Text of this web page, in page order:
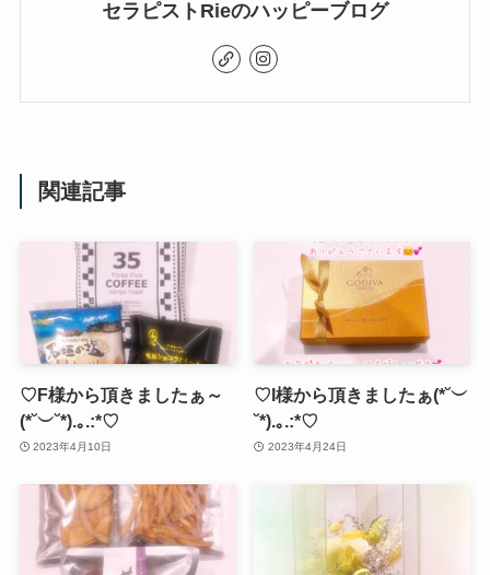
セラピストRieのハッピーブログ
関連記事
♡F様から頂きましたぁ～
(*˘︶˘*).｡.:*♡
2023年4月10日
♡I様から頂きましたぁ(*˘︶
˘*).｡.:*♡
2023年4月24日